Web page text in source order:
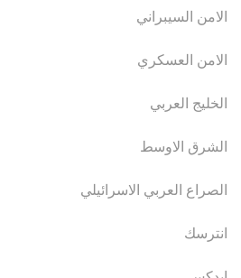
الامن السيبراني
الامن العسكري
الخليج العربي
الشرق الاوسط
الصراع العربي الاسرائيلي
انترسك